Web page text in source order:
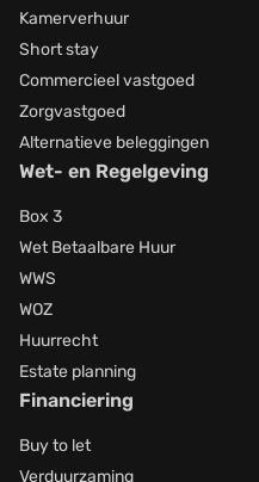
Kamerverhuur
Short stay
Commercieel vastgoed
Zorgvastgoed
Alternatieve beleggingen
Wet- en Regelgeving
Box 3
Wet Betaalbare Huur
WWS
WOZ
Huurrecht
Estate planning
Financiering
Buy to let
Verduurzaming